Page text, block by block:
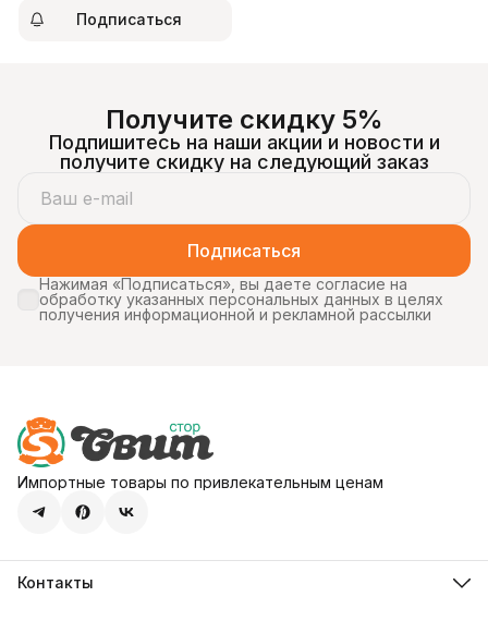
Подписаться
Получите скидку 5%
Подпишитесь на наши акции и новости и
получите скидку на следующий заказ
Подписаться
Нажимая «Подписаться», вы даете согласие на
обработку указанных персональных данных в целях
получения информационной и рекламной рассылки
Импортные товары по привлекательным ценам
Контакты